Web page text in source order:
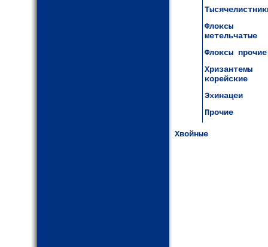
Флоксы
метельчатые
Флоксы прочие
Хризантемы
корейские
Эхинацеи
Прочие
Хвойные